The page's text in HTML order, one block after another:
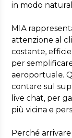
in modo
MIA
attenzione al
costante,
per
aeroportuale.
contare sul
live chat, per
più vicina e
Perché